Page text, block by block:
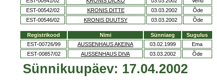
EST-00542/02
KRONIS DITTE 03.03.2002
Õde
EST-00546/02
KRONIS DUUTSY 03.03.2002 Õde
Registrikood Nimi Sünniaeg
Sugulus
EST-00726/99
AUSSENHAUS AKEINA 03.02.1999
Ema
EST-00857/02
AUSSENHAUS DIVA 03.03.2002 Õde
Sünnikuupäev: 17.04.2002